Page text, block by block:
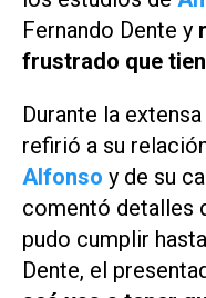
Fernando Dente y
frustrado que
Durante la
refirió a su
Alfonso y de su
comentó detalles
pudo cumplir
Dente, el